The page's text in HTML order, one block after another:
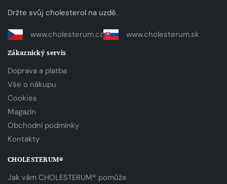
Držte svůj cholesterol na uzdě.
www.cholesterum.cz www.cholesterum.sk
Zákaznický servis
Doprava a platba
Vše o nákupu
Cookies
Magazín
Obchodní podmínky
Kontakty
CHOLESTERUM®
Jak vám CHOLESTERUM® pomůže